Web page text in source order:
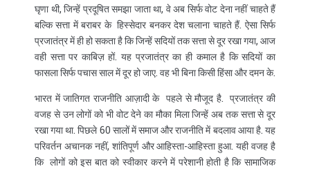
घृणा थी, जिन्हें प्रदूषित समझा जाता था, वे अब सिर्फ वोट देना नहीं चाहते हैं
बल्कि सत्ता में बराबर के हिस्सेदार बनकर देश चलाना चाहते हैं. ऐसा सिर्फ
प्रजातंत्र में ही हो सकता है कि जिन्हें सदियों तक सत्ता से दूर रखा गया, आज
वही सत्ता पर काबिज़ हों. यह प्रजातंत्र का ही कमाल है कि सदियों का
फासला सिर्फ पचास साल में दूर हो जाए. वह भी बिना किसी हिंसा और दमन के.
भारत में जातिगत राजनीति आज़ादी के पहले से मौजूद है. प्रजातंत्र की
वजह से उन लोगों को भी वोट देने का मौका मिला जिन्हें अब तक सत्ता से दूर
रखा गया था. पिछले 60 सालों में समाज और राजनीति में बदलाव आया है. यह
परिवर्तन अचानक नहीं, शांतिपूर्ण और आहिस्ता-आहिस्ता हुआ. यही वजह है
कि लोगों को इस बात को स्वीकार करने में परेशानी होती है कि सामाजिक